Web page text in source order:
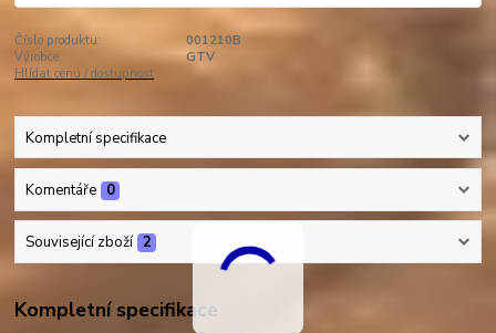
Číslo produktu:
001210B
Výrobce:
GTV
Hlídat cenu / dostupnost
Kompletní specifikace
Komentáře 0
Související zboží 2
Kompletní specifikace